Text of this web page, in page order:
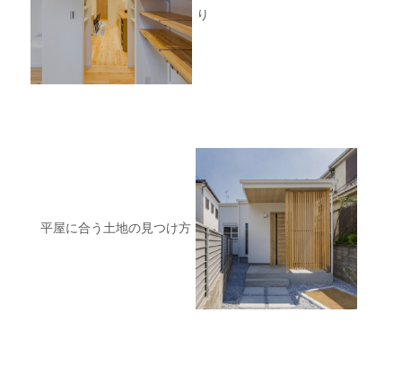
り
平屋に合う土地の見つけ方